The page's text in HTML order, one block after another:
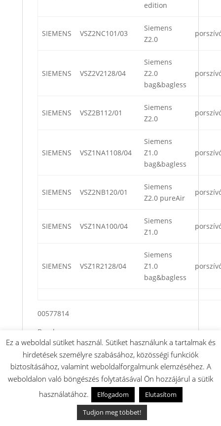
edition
SIEMENS VSZ2NC101/03
Siemens
Z2.0
SIEMENS VSZ2V2128/04
Siemens
Z2.0
bag&bagless
SIEMENS VSZ2B112/01
Siemens
Z2.0
SIEMENS VSZ1NA1108/04
Siemens
Z1.0
bag&bagless
SIEMENS VSZ2NB120/01
Siemens
Z2.0 pureAir
SIEMENS VSZ1NA100/04
Siemens
Z1.0
SIEMENS VSZ1R2128/04
Siemens
Z1.0
bag&bagless
00577814
Bosch
Gyártó bejegyzett kereskedelmi neve: BSH
Hausgeräte GmbH
Gyártó bejegyzett postai címe: Carl-
Wery-Straße 34, 81739 München, Germany
Gyártó bejegyzett elektronikus címe:
www.bsh-group.com
Ez a weboldal sütiket használ. Sütiket használunk a tartalmak és
hirdetések személyre szabásához, közösségi funkciók
biztosításához, valamint weboldalforgalmunk elemzéséhez. A
weboldalon való böngészés folytatásával Ön hozzájárul a sütik
használatához.
Elfogadom
Elutasítom
Tudjon meg többet!